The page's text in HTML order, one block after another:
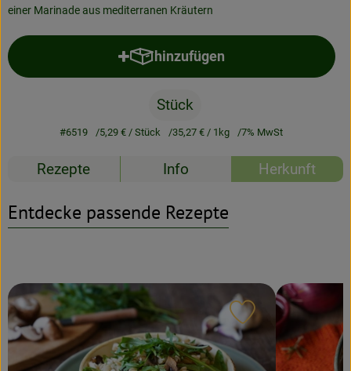
Rezeptarchiv
einer Marinade aus mediterranen Kräutern
hinzufügen
Produkt zum Warenkorb
Stück
#6519 5,29 €/ Stück 35,27 €/ 1kg 7% MwSt
Rezepte Info Herkunft
Entdecke passende Rezepte
Rezept zu